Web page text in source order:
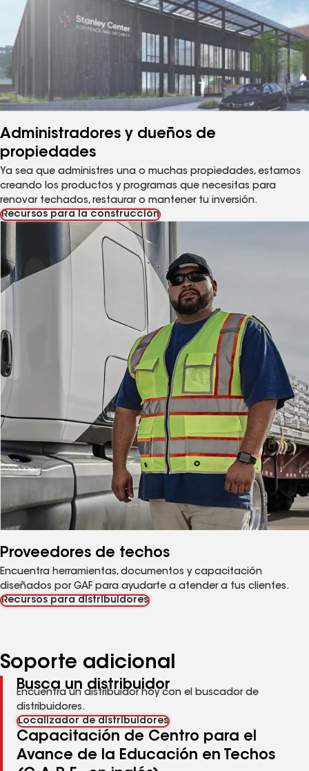
Administradores y dueños de
propiedades
Ya sea que administres una o muchas propiedades, estamos
creando los productos y programas que necesitas para
renovar techados, restaurar o mantener tu inversión.
Recursos para la construcción
Proveedores de techos
Encuentra herramientas, documentos y capacitación
diseñados por GAF para ayudarte a atender a tus clientes.
Recursos para distribuidores
Soporte adicional
Busca un distribuidor
Encuentra un distribuidor hoy con el buscador de
distribuidores.
Localizador de distribuidores
Capacitación de Centro para el
Avance de la Educación en Techos